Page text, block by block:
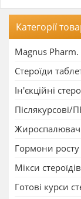
Категорії
Magnus Pharm.
Стероїди
Ін'єкційні
Післякурсові/
Гормони росту
Мікси
Готові курси